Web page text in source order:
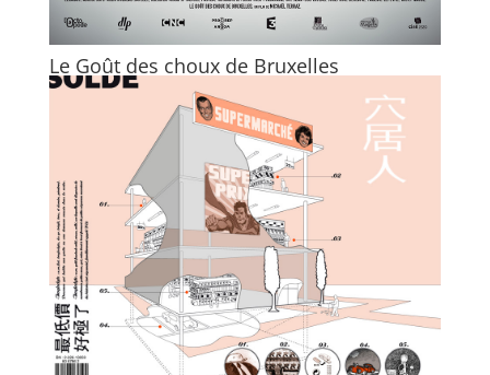
Le Goût des choux de Bruxelles